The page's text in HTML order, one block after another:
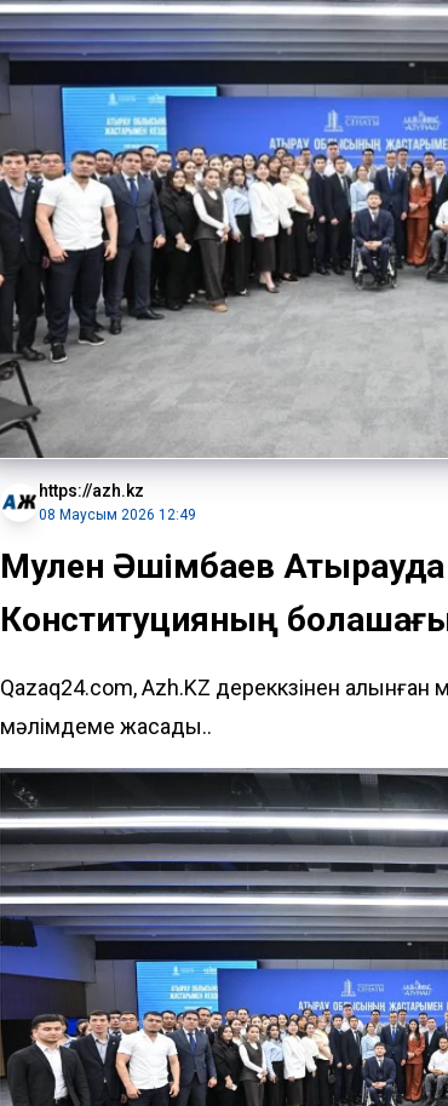
https://azh.kz
08 Маусым 2026 12:49
Мәулен Әшімбаев
Конституцияның
Qazaq24.com, Azh.KZ дереккөзінен
мәлімдеме жасады..